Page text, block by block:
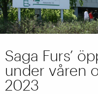
Saga Furs’
under våren
2023